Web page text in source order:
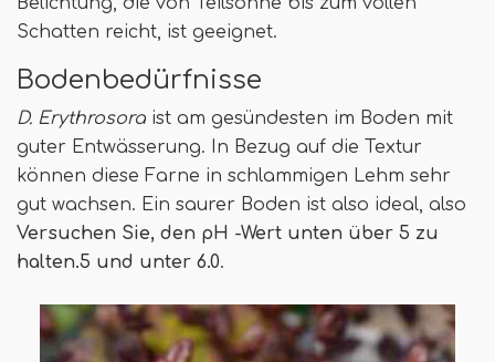
Schatten reicht, ist geeignet.
Bodenbedürfnisse
D. Erythrosora ist am gesündesten im Boden mit
guter Entwässerung. In Bezug auf die Textur
können diese Farne in schlammigen Lehm sehr
gut wachsen. Ein saurer Boden ist also ideal, also
Versuchen Sie, den pH -Wert unten über 5 zu
halten.5 und unter 6.0.